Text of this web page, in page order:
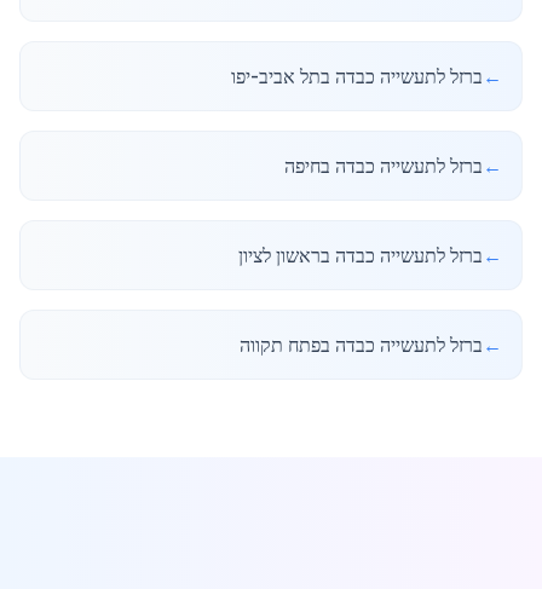
← ברזל לתעשייה כבדה בתל אביב-יפו
← ברזל לתעשייה כבדה בחיפה
← ברזל לתעשייה כבדה בראשון לציון
← ברזל לתעשייה כבדה בפתח תקווה